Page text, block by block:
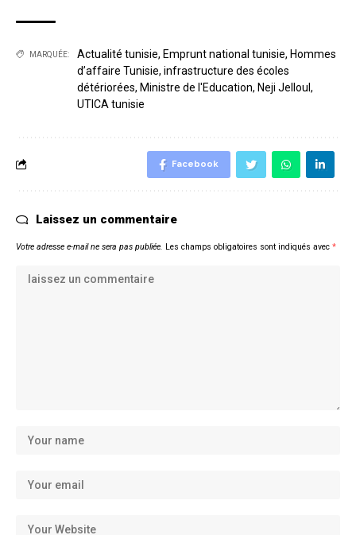
MARQUÉE: Actualité tunisie, Emprunt national tunisie, Hommes
d’affaire Tunisie, infrastructure des écoles
détériorées, Ministre de l'Education, Neji Jelloul,
UTICA tunisie
Facebook
Laissez un commentaire
Votre adresse e-mail ne sera pas publiée. Les champs obligatoires sont indiqués avec *